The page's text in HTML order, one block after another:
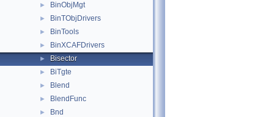
► BinObjMgt
► BinTObjDrivers
► BinTools
► BinXCAFDrivers
► Bisector
► BiTgte
► Blend
► BlendFunc
► Bnd